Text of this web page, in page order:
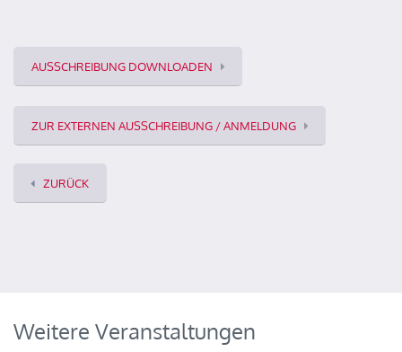
AUSSCHREIBUNG DOWNLOADEN
ZUR EXTERNEN AUSSCHREIBUNG / ANMELDUNG
ZURÜCK
Weitere Veranstaltungen